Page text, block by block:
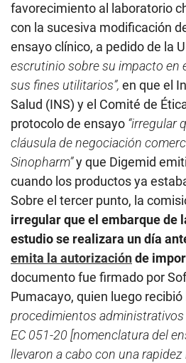
favorecimiento al laboratorio
con la sucesiva modificación
ensayo clínico, a pedido de la
escrutinio sobre su impacto en
sus fines utilitarios”, en que el
Salud (INS) y el Comité de
protocolo de ensayo “irregular
cláusula de negociación
Sinopharm”y que Digemid
cuando los productos ya
Sobre el tercer punto, la
irregular que el embarque de
estudio se realizara un día
emita la autorizaciónde
documento fue firmado por
Pumacayo, quien luego recibió
procedimientos
EC 051-20 [nomenclatura del
llevaron a cabo con una